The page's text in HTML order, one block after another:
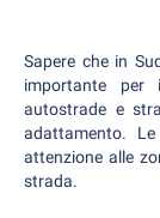
Sapere che in
importante per
autostrade e
adattamento.
attenzione alle
strada.